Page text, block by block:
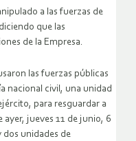
a las fuerzas de
que las
de la Empresa.
las fuerzas públicas
nacional civil, una unidad
para resguardar a
ayer, jueves 11 de junio, 6
dos unidades de